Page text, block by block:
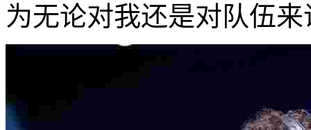
为无论对我还是对队伍